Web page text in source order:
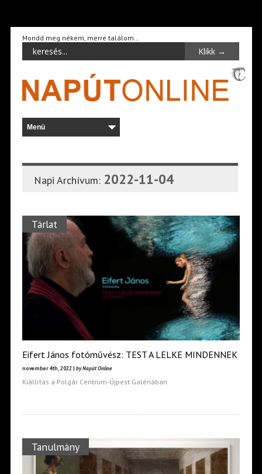
Mondd meg nékem, merre találom…
Napi Archívum: 2022-11-04
Tárlat
Eifert János fotóművész: TEST A LELKE MINDENNEK
november 4th, 2022 | by Napút Online
Kiállítás a Polgár Centrum-Újpest Galériában
Tanulmány